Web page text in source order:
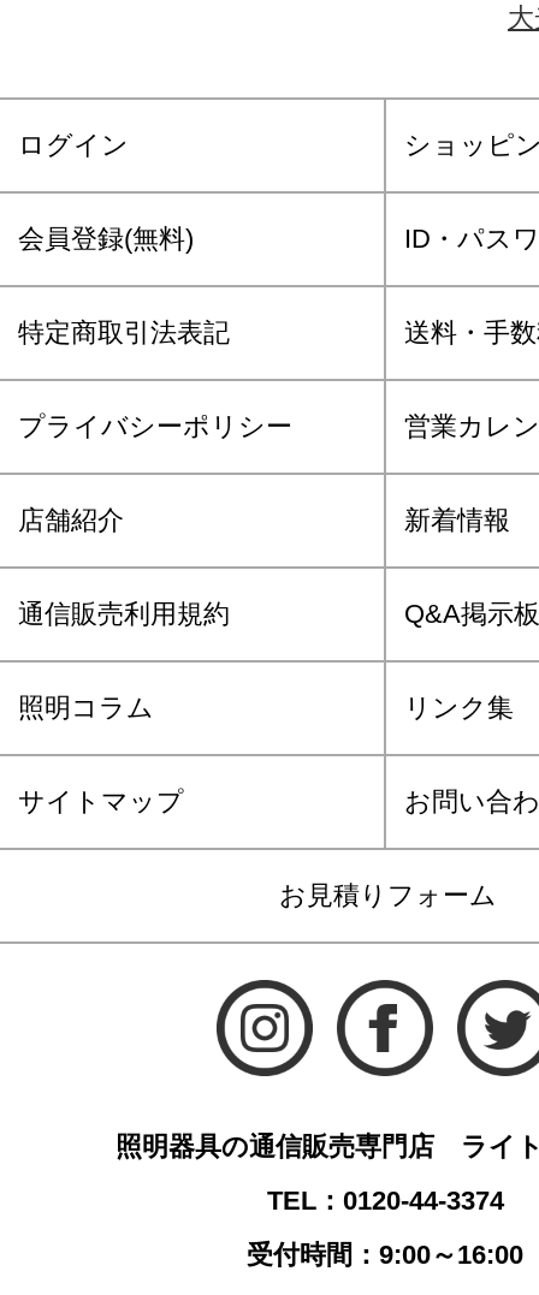
ログイン ショッピ
会員登録(無料) ID・パス
特定商取引法表記 送料・手
プライバシーポリシー 営業カレ
店舗紹介 新着情報
通信販売利用規約 Q&A掲示板
照明コラム リンク集
サイトマップ お問い合
お見積りフォーム
照明器具の通信販売専門店 ライ
TEL：0120-44-3374
受付時間：9:00～16:00